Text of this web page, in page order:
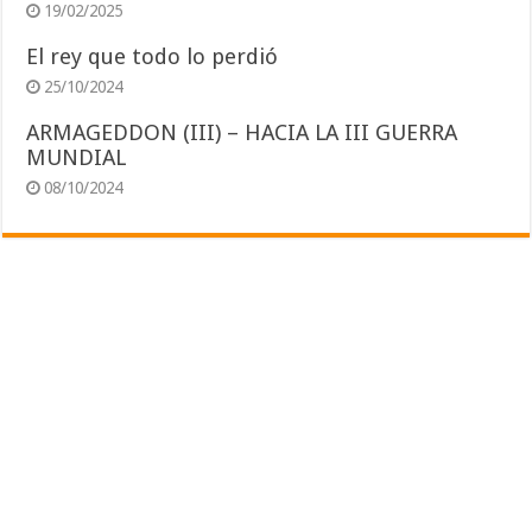
19/02/2025
El rey que todo lo perdió
25/10/2024
ARMAGEDDON (III) – HACIA LA III GUERRA
MUNDIAL
08/10/2024